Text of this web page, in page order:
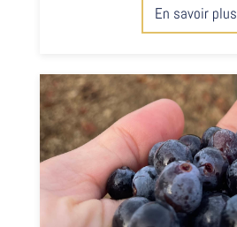
En savoir plus